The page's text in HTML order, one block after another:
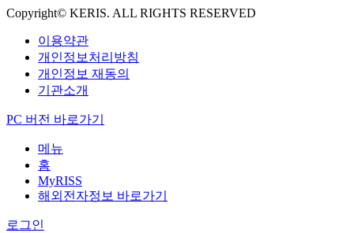
Copyright© KERIS. ALL RIGHTS RESERVED
이용약관
개인정보처리방침
개인정보 재동의
기관소개
PC 버전 바로가기
메뉴
홈
MyRISS
해외전자정보 바로가기
로그인